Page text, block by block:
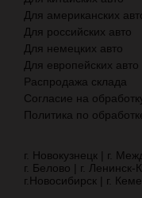
Для американских
Для российских авто
Для немецких авто
Для европейских авто
Распродажа склада
Согласие на
Политика по
г. Новокузнецк | г.
г. Белово |
г. Ленинск-
г.Новосибирск |
г.